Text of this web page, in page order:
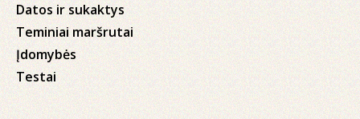
Datos ir sukaktys
Teminiai maršrutai
Įdomybės
Testai